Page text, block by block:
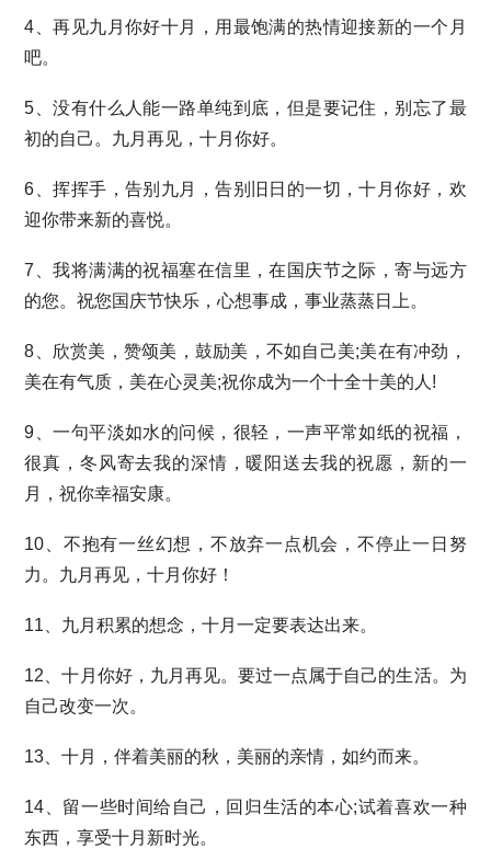
4、再见九月你好十月，用最饱满的热情迎接新的一个月
吧。
5、没有什么人能一路单纯到底，但是要记住，别忘了最
初的自己。九月再见，十月你好。
6、挥挥手，告别九月，告别旧日的一切，十月你好，欢
迎你带来新的喜悦。
7、我将满满的祝福塞在信里，在国庆节之际，寄与远方
的您。祝您国庆节快乐，心想事成，事业蒸蒸日上。
8、欣赏美，赞颂美，鼓励美，不如自己美;美在有冲劲，
美在有气质，美在心灵美;祝你成为一个十全十美的人!
9、一句平淡如水的问候，很轻，一声平常如纸的祝福，
很真，冬风寄去我的深情，暖阳送去我的祝愿，新的一
月，祝你幸福安康。
10、不抱有一丝幻想，不放弃一点机会，不停止一日努
力。九月再见，十月你好！
11、九月积累的想念，十月一定要表达出来。
12、十月你好，九月再见。要过一点属于自己的生活。为
自己改变一次。
13、十月，伴着美丽的秋，美丽的亲情，如约而来。
14、留一些时间给自己，回归生活的本心;试着喜欢一种
东西，享受十月新时光。